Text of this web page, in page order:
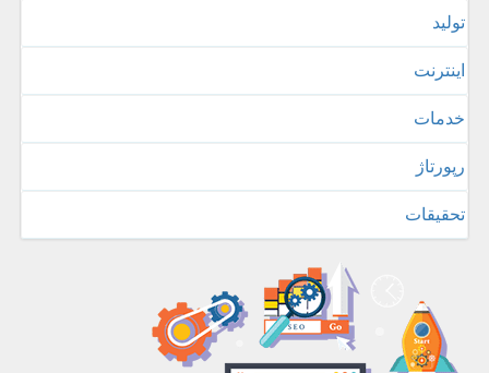
تولید
اینترنت
خدمات
رپورتاژ
تحقیقات